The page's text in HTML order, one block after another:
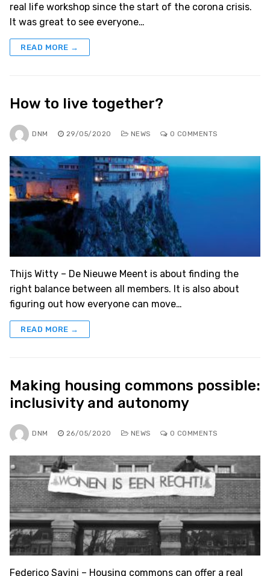
real life workshop since the start of the corona crisis.
It was great to see everyone…
READ MORE →
How to live together?
DNM 29/05/2020 NEWS 0 COMMENTS
Thijs Witty – De Nieuwe Meent is about finding the
right balance between all members. It is also about
figuring out how everyone can move…
READ MORE →
Making housing commons possible:
inclusivity and autonomy
DNM 26/05/2020 NEWS 0 COMMENTS
Federico Savini – Housing commons can offer a real